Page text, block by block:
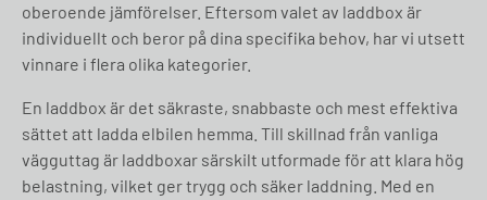
oberoende jämförelser. Eftersom valet av laddbox är
individuellt och beror på dina specifika behov, har vi utsett
vinnare i flera olika kategorier.
En laddbox är det säkraste, snabbaste och mest effektiva
sättet att ladda elbilen hemma. Till skillnad från vanliga
vägguttag är laddboxar särskilt utformade för att klara hög
belastning, vilket ger trygg och säker laddning. Med en